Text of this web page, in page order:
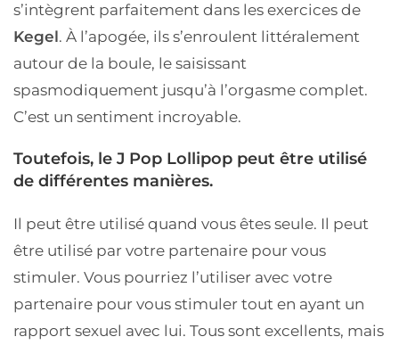
s’intègrent parfaitement dans les exercices de
Kegel. À l’apogée, ils s’enroulent littéralement
autour de la boule, le saisissant
spasmodiquement jusqu’à l’orgasme complet.
C’est un sentiment incroyable.
Toutefois, le J Pop Lollipop peut être utilisé
de différentes manières.
Il peut être utilisé quand vous êtes seule. Il peut
être utilisé par votre partenaire pour vous
stimuler. Vous pourriez l’utiliser avec votre
partenaire pour vous stimuler tout en ayant un
rapport sexuel avec lui. Tous sont excellents, mais